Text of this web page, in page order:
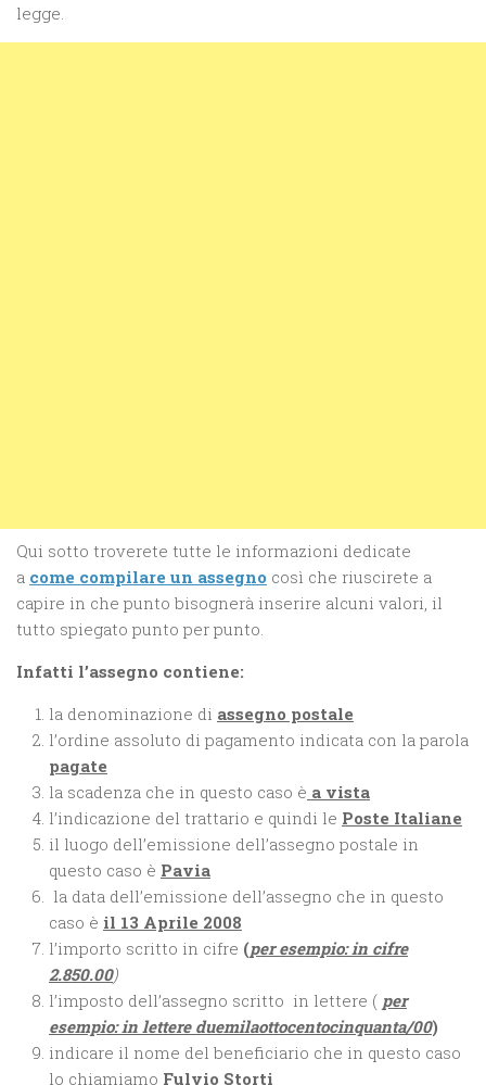
legge.
Qui sotto troverete tutte le informazioni dedicate
a come compilare un assegno così che riuscirete a
capire in che punto bisognerà inserire alcuni valori, il
tutto spiegato punto per punto.
Infatti l’assegno contiene:
la denominazione di assegno postale
l’ordine assoluto di pagamento indicata con la parola
pagate
la scadenza che in questo caso è a vista
l’indicazione del trattario e quindi le Poste Italiane
il luogo dell’emissione dell’assegno postale in
questo caso è Pavia
la data dell’emissione dell’assegno che in questo
caso è il 13 Aprile 2008
l’importo scritto in cifre (per esempio: in cifre
2.850.00)
l’imposto dell’assegno scritto in lettere ( per
esempio: in lettere duemilaottocentocinquanta/00)
indicare il nome del beneficiario che in questo caso
lo chiamiamo Fulvio Storti